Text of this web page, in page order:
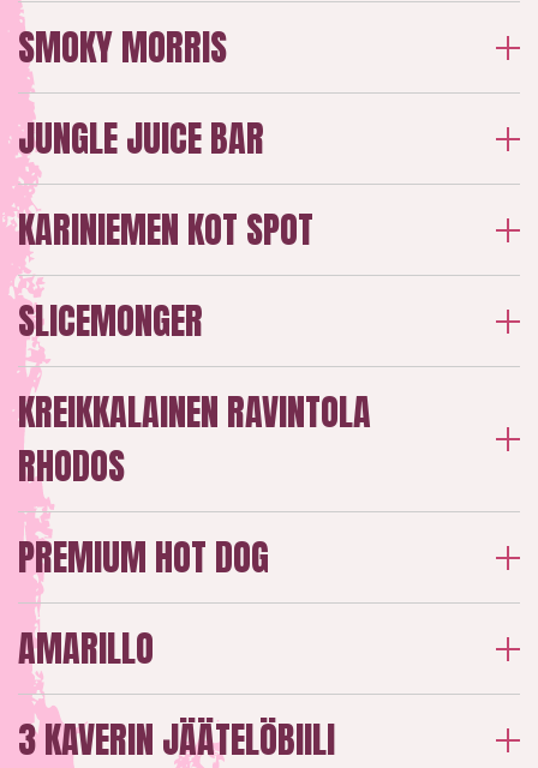
SMOKY MORRIS
JUNGLE JUICE BAR
KARINIEMEN KOT SPOT
SLICEMONGER
KREIKKALAINEN RAVINTOLA
RHODOS
PREMIUM HOT DOG
AMARILLO
3 KAVERIN JÄÄTELÖBIILI